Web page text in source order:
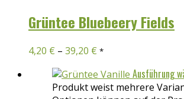
Grüntee Bluebeery Fields
4,20 € – 39,20 € *
Ausführung
Produkt weist mehrere